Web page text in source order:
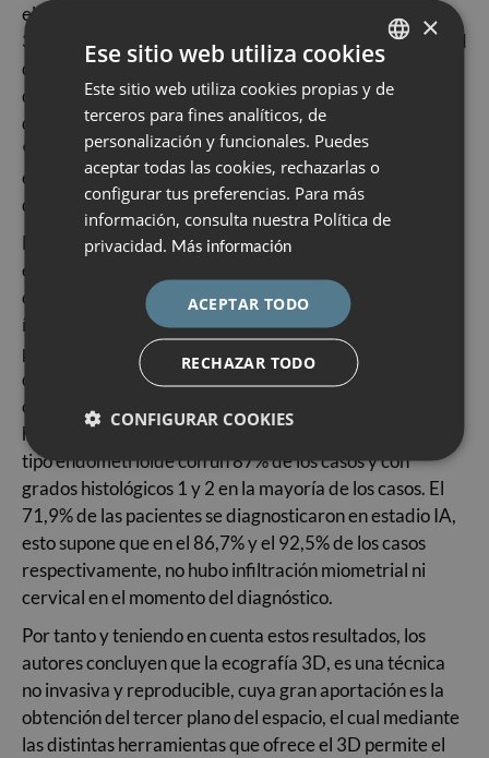
el diagnóstico de la infiltración miometrial, la ecografía
3D mostró una sensibilidad del 93.8%, una especificidad
del 94.6% y una precisión del 94.4% y para el
diagnóstico de la infiltración cervical una sensibilidad
del 55.6%, una especificidad del 99% y una precisión del
95.4%. La ecografía 3D mostró claramente una mejor
eficacia diagnóstica que la resonancia magnética en el
diagnóstico de la infiltración miometrial y cervical.
En cuanto a los datos epidemiológicos de las pacientes
estudiadas, el 82,6% de las pacientes diagnosticadas de
cáncer de endometrio tenían más de 50 años, con un
índice de masa corporal medio de 27, el 76,9%
presentaban la menopausia en el momento del
diagnóstico y en el 70,2% de los casos el motivo de
consulta fue el sangrado uterino anómalo. El tipo
histológico más frecuentemente diagnosticado fue el
tipo endometrioide con un 87% de los casos y con
grados histológicos 1 y 2 en la mayoría de los casos. El
71,9% de las pacientes se diagnosticaron en estadio IA,
esto supone que en el 86,7% y el 92,5% de los casos
respectivamente, no hubo infiltración miometrial ni
cervical en el momento del diagnóstico.
Por tanto y teniendo en cuenta estos resultados, los
autores concluyen que la ecografía 3D, es una técnica
no invasiva y reproducible, cuya gran aportación es la
obtención del tercer plano del espacio, el cual mediante
las distintas herramientas que ofrece el 3D permite el
SPANISH
×
Ese sitio web utiliza cookies
Este sitio web utiliza cookies propias y de
terceros para fines analíticos, de
personalización y funcionales. Puedes
aceptar todas las cookies, rechazarlas o
configurar tus preferencias. Para más
información, consulta nuestra Política de
privacidad. Más información
ACEPTAR TODO
RECHAZAR TODO
CONFIGURAR COOKIES